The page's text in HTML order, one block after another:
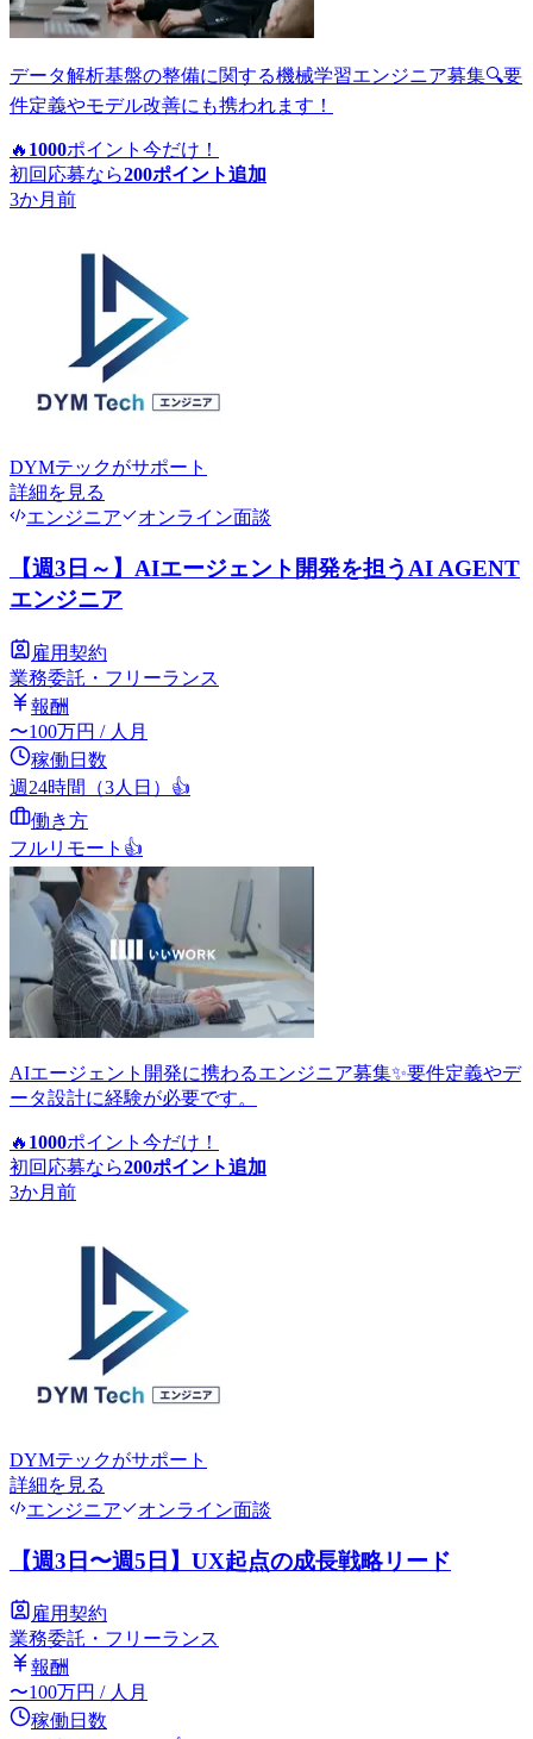
データ解析基盤の整備に関する機械学習エンジニア募集🔍要
件定義やモデル改善にも携われます！
🔥 1000ポイント 今だけ！
初回応募なら200ポイント追加
3か月前
DYMテックがサポート
詳細を見る
エンジニア
オンライン面談
【週3日～】AIエージェント開発を担うAI AGENT
エンジニア
雇用契約
業務委託・フリーランス
報酬
〜100万円 / 人月
稼働日数
週24時間（3人日） 👍
働き方
フルリモート 👍
AIエージェント開発に携わるエンジニア募集✨要件定義やデ
ータ設計に経験が必要です。
🔥 1000ポイント 今だけ！
初回応募なら200ポイント追加
3か月前
DYMテックがサポート
詳細を見る
エンジニア
オンライン面談
【週3日〜週5日】UX起点の成長戦略リード
雇用契約
業務委託・フリーランス
報酬
〜100万円 / 人月
稼働日数